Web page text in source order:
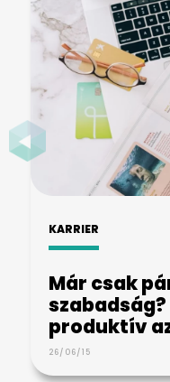
KARRIER
Már csak
produktív
26/06/15